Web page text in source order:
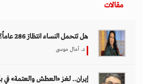
مقالات
هل تتحمل النساء انتظارَ 286 عاماً؟
د. آمال موسى
إيران.. لغز «العطش والعتمة» في